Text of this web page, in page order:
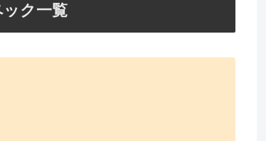
ク一覧